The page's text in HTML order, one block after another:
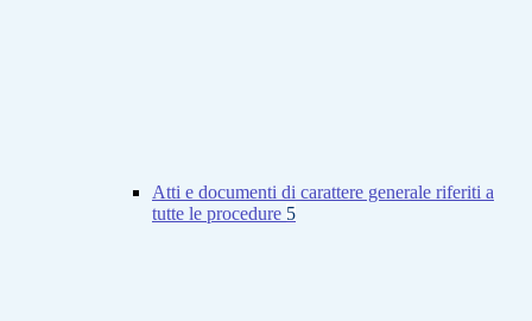
Atti e documenti di carattere generale riferiti a
tutte le procedure 5